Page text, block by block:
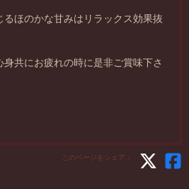
ほのかな甘みはリラックス効果抜
共にお疲れの時に是非ご賞味下さ
このページをシェア：